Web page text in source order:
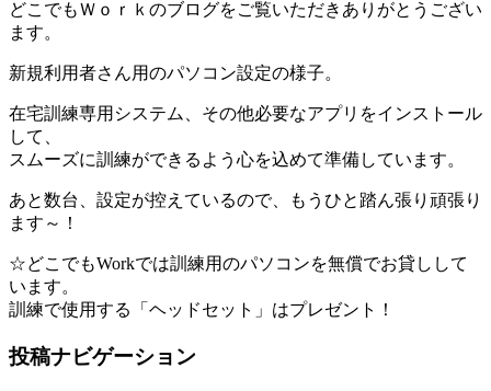
どこでもＷｏｒｋのブログをご覧いただきありがとうござい
ます。
新規利用者さん用のパソコン設定の様子。
在宅訓練専用システム、その他必要なアプリをインストール
して、
スムーズに訓練ができるよう心を込めて準備しています。
あと数台、設定が控えているので、もうひと踏ん張り頑張り
ます～！
☆どこでもWorkでは訓練用のパソコンを無償でお貸しして
います。
訓練で使用する「ヘッドセット」はプレゼント！
投稿ナビゲーション